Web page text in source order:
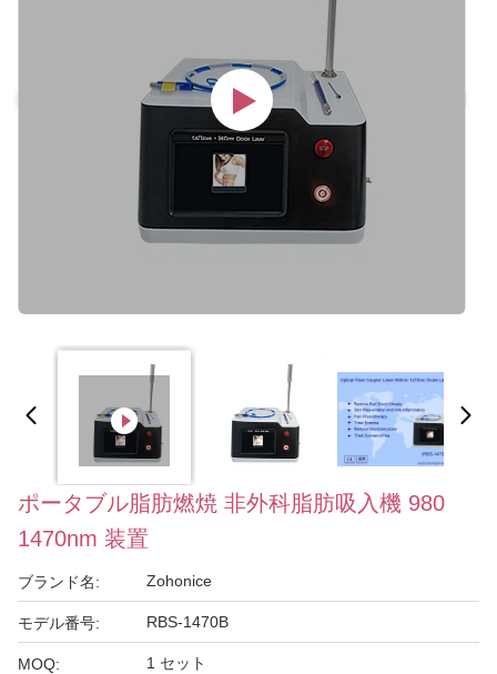
ポータブル脂肪燃焼 非外科脂肪吸入機 980
1470nm 装置
ブランド名: Zohonice
モデル番号: RBS-1470B
MOQ: 1 セット